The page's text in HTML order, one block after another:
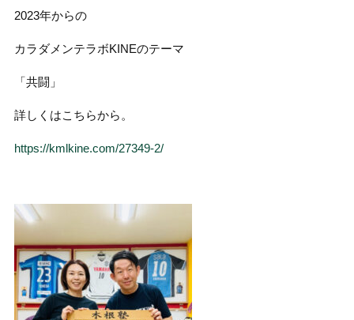
2023年からの
カラダメンテラボKINEのテーマ
「共闘」
詳しくはこちらから。
https://kmlkine.com/27349-2/